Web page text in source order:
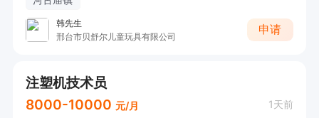
韩先生
邢台市贝舒尔儿童玩具有限公司
申请
注塑机技术员
8000-10000 元/月 1天前